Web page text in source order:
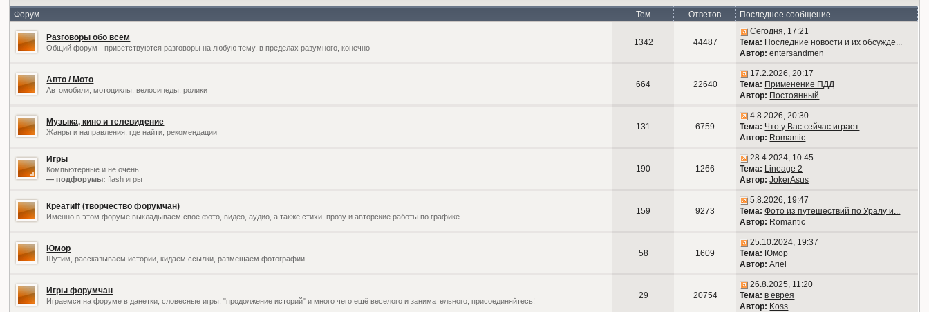
Форум Тем Ответов Последнее сообщение
Разговоры обо всем
Общий форум - приветствуются разговоры на любую тему, в пределах разумного, конечно
1342 44487
Сегодня, 17:21
Тема: Последние новости и их обсужде...
Автор: entersandmen
Авто / Мото
Автомобили, мотоциклы, велосипеды, ролики
664 22640
17.2.2026, 20:17
Тема: Применение ПДД
Автор: Постоянный
Музыка, кино и телевидение
Жанры и направления, где найти, рекомендации
131 6759
4.8.2026, 20:30
Тема: Что у Вас сейчас играет
Автор: Romantic
Игры
Компьютерные и не очень
— подфорумы: flash игры
190 1266
28.4.2024, 10:45
Тема: Lineage 2
Автор: JokerAsus
Креатиff (творчество форумчан)
Именно в этом форуме выкладываем своё фото, видео, аудио, а также стихи, прозу и авторские работы по графике
159 9273
5.8.2026, 19:47
Тема: Фото из путешествий по Уралу и...
Автор: Romantic
Юмор
Шутим, рассказываем истории, кидаем ссылки, размещаем фотографии
58 1609
25.10.2024, 19:37
Тема: Юмор
Автор: Ariel
Игры форумчан
Играемся на форуме в данетки, словесные игры, "продолжение историй" и много чего ещё веселого и занимательного, присоединяйтесь!
29 20754
26.8.2025, 11:20
Тема: в еврея
Автор: Koss